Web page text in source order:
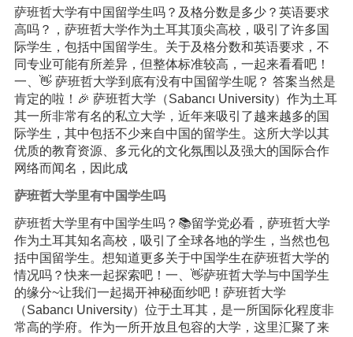
萨班哲大学有中国留学生吗？及格分数是多少？英语要求
高吗？，萨班哲大学作为土耳其顶尖高校，吸引了许多国
际学生，包括中国留学生。关于及格分数和英语要求，不
同专业可能有所差异，但整体标准较高，一起来看看吧！
一、👋 萨班哲大学到底有没有中国留学生呢？ 答案当然是
肯定的啦！🎉 萨班哲大学（Sabancı University）作为土耳
其一所非常有名的私立大学，近年来吸引了越来越多的国
际学生，其中包括不少来自中国的留学生。这所大学以其
优质的教育资源、多元化的文化氛围以及强大的国际合作
网络而闻名，因此成
萨班哲大学里有中国学生吗
萨班哲大学里有中国学生吗？📚留学党必看，萨班哲大学
作为土耳其知名高校，吸引了全球各地的学生，当然也包
括中国留学生。想知道更多关于中国学生在萨班哲大学的
情况吗？快来一起探索吧！一、👋萨班哲大学与中国学生
的缘分~让我们一起揭开神秘面纱吧！萨班哲大学
（Sabancı University）位于土耳其，是一所国际化程度非
常高的学府。作为一所开放且包容的大学，这里汇聚了来